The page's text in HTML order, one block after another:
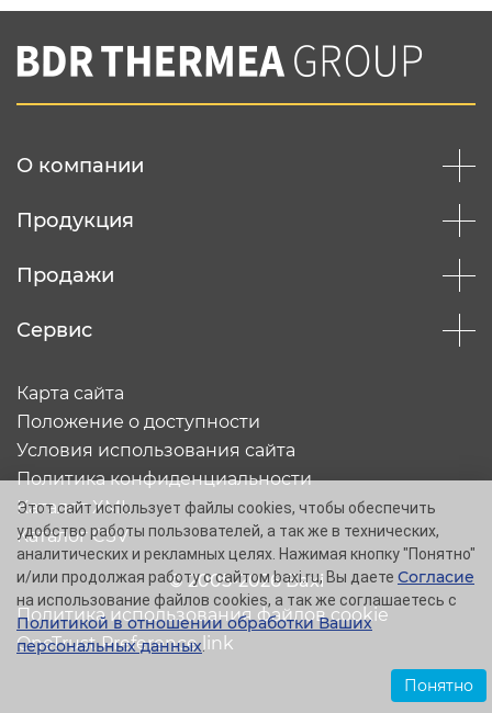
Вы соглашаетесь с нашей политикой
конфеденциальности
О компании
Продукция
Продажи
Сервис
© 2005-2026 Baxi
Карта сайта
Положение о доступности
Условия использования сайта
Политика конфиденциальности
Каталог XML
Каталог CSV
Политика использования файлов cookie
OneTrust Preference link
Этот сайт использует файлы cookies, чтобы обеспечить
удобство работы пользователей, а так же в технических,
аналитических и рекламных целях. Нажимая кнопку "Понятно"
и/или продолжая работу с сайтом baxi.ru, Вы даете Согласие
на использование файлов cookies, а так же соглашаетесь с
Политикой в отношении обработки Ваших
персональных данных.
Понятно